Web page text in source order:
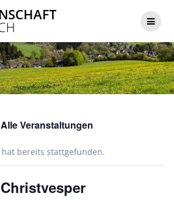
Inhalt
Veranstaltungen
bereits stattgefunden.
Christvesper